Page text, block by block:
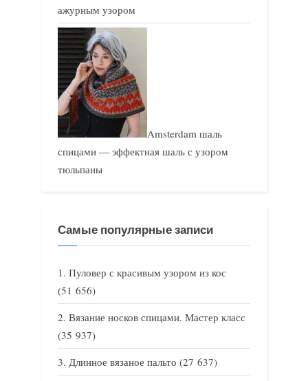
ажурным узором
Amsterdam шаль
спицами — эффектная шаль с узором
тюльпаны
Самые популярные записи
Пуловер с красивым узором из кос
(51 656)
Вязание носков спицами. Мастер класс
(35 937)
Длинное вязаное пальто (27 637)